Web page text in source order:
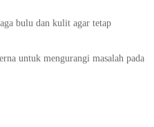
bulu dan kulit agar tetap
untuk mengurangi masalah pada